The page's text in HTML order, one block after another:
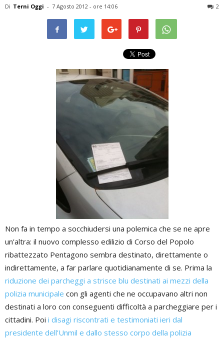
Di Terni Oggi - 7 Agosto 2012 - ore 14:06 2
Non fa in tempo a socchiudersi una polemica che se ne apre
un’altra: il nuovo complesso edilizio di Corso del Popolo
ribattezzato Pentagono sembra destinato, direttamente o
indirettamente, a far parlare quotidianamente di se. Prima la
riduzione dei parcheggi a strisce blu destinati ai mezzi della
polizia municipale con gli agenti che ne occupavano altri non
destinati a loro con conseguenti difficoltà a parcheggiare per i
cittadini. Poi i disagi riscontrati e testimoniati ieri dal
presidente dell’Unmil e dallo stesso corpo della polizia